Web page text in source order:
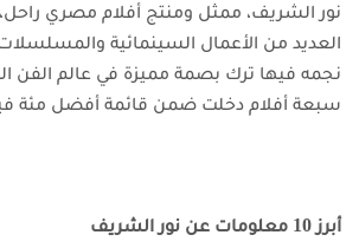
نور الشريف، ممثل ومنتج أفلام مصري
العديد من الأعمال السينمائية والمسلسلات
نجمه فيها ترك بصمة مميزة في عالم الفن
سبعة أفلام دخلت ضمن قائمة أفضل مئة
أبرز 10 معلومات عن نور الشريف